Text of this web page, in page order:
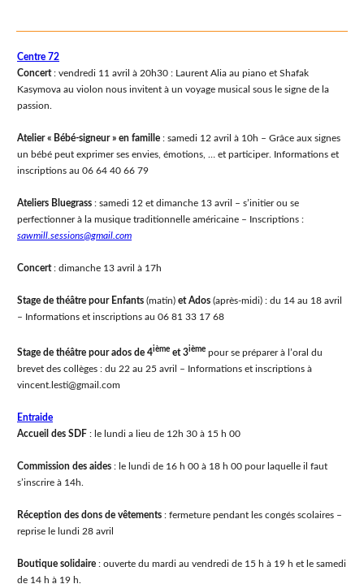
Centre 72
Concert: vendredi 11 avril à 20h30 : Laurent Alia au piano et Shafak
Kasymova au violon nous invitent à un voyage musical sous le signe de la
passion.
Atelier « Bébé-signeur » en famille : samedi 12 avril à 10h – Grâce aux signes
un bébé peut exprimer ses envies, émotions, … et participer. Informations et
inscriptions au 06 64 40 66 79
Ateliers Bluegrass : samedi 12 et dimanche 13 avril – s’initier ou se
perfectionner à la musique traditionnelle américaine – Inscriptions :
sawmill.sessions@gmail.com
Concert: dimanche 13 avril à 17h
Stage de théâtre pour Enfants (matin) et Ados (après-midi) : du 14 au 18 avril
– Informations et inscriptions au 06 81 33 17 68
Stage de théâtre pour ados de 4ième et 3ième pour se préparer à l’oral du
brevet des collèges : du 22 au 25 avril – Informations et inscriptions à
vincent.lesti@gmail.com
Entraide
Accueil des SDF : le lundi a lieu de 12h 30 à 15 h 00
Commission des aides : le lundi de 16 h 00 à 18 h 00 pour laquelle il faut
s’inscrire à 14h.
Réception des dons de vêtements : fermeture pendant les congés scolaires –
reprise le lundi 28 avril
Boutique solidaire : ouverte du mardi au vendredi de 15 h à 19 h et le samedi
de 14 h à 19 h.